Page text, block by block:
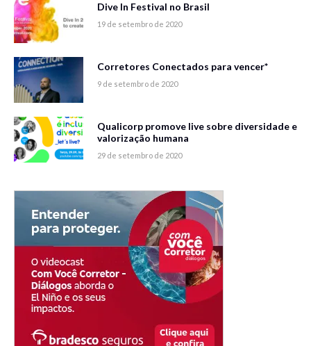
Dive In Festival no Brasil
19 de setembro de 2020
Corretores Conectados para vencer*
9 de setembro de 2020
Qualicorp promove live sobre diversidade e
valorização humana
29 de setembro de 2020